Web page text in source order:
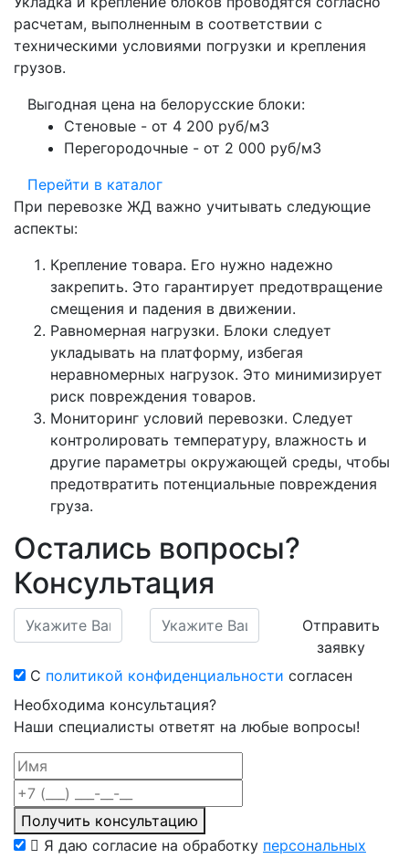
расчетам, выполненным в соответствии с
техническими условиями погрузки и крепления
грузов.
Выгодная цена на белорусские блоки:
Стеновые - от 4 200 руб/м3
Перегородочные - от 2 000 руб/м3
Перейти в каталог
При перевозке ЖД важно учитывать следующие
аспекты:
Крепление товара. Его нужно надежно
закрепить. Это гарантирует предотвращение
смещения и падения в движении.
Равномерная нагрузки. Блоки следует
укладывать на платформу, избегая
неравномерных нагрузок. Это минимизирует
риск повреждения товаров.
Мониторинг условий перевозки. Следует
контролировать температуру, влажность и
другие параметры окружающей среды, чтобы
предотвратить потенциальные повреждения
груза.
Остались вопросы?
Консультация
Отправить
заявку
С политикой конфиденциальности согласен
Необходима консультация?
Наши специалисты ответят на любые вопросы!
Получить консультацию
Я даю согласие на обработку персональных